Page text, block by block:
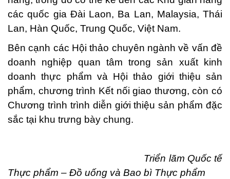
các quốc gia Đài Laon, Ba Lan, Malaysia, Thái
Lan, Hàn Quốc, Trung Quốc, Việt Nam.
Bên cạnh các Hội thảo chuyên ngành về vấn đề
doanh nghiệp quan tâm trong sản xuất kinh
doanh thực phẩm và Hội thảo giới thiệu sản
phẩm, chương trình Kết nối giao thương, còn có
Chương trình trình diễn giới thiệu sản phẩm đặc
sắc tại khu trưng bày chung.
Triển lãm Quốc tế
Thực phẩm – Đồ uống và Bao bì Thực phẩm